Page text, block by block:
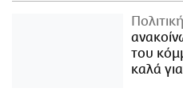
Πολιτική
του
καλά